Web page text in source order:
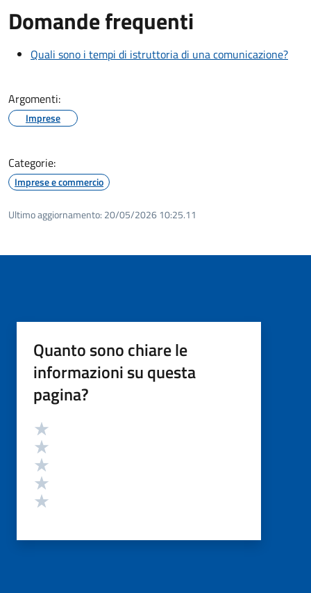
Domande frequenti
Quali sono i tempi di istruttoria di una comunicazione?
Argomenti:
Imprese
Categorie:
Imprese e commercio
Ultimo aggiornamento: 20/05/2026 10:25.11
Quanto sono chiare le
informazioni su questa
pagina?
Valutazione